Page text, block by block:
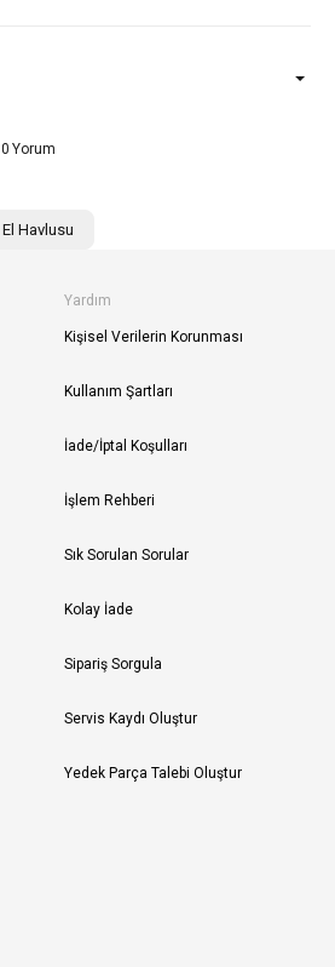
0
El Havlusu
Yardım
Kişisel Verilerin Korunması
Kullanım Şartları
İade/İptal Koşulları
İşlem Rehberi
Sık Sorulan Sorular
Kolay İade
Sipariş Sorgula
Servis Kaydı Oluştur
Yedek Parça Talebi Oluştur